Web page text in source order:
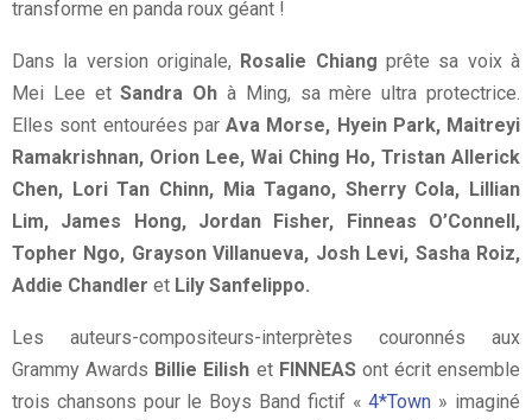
transforme en panda roux géant !
Dans la version originale, Rosalie Chiang prête sa voix à
Mei Lee etSandra Oh à Ming, sa mère ultra protectrice.
Elles sont entourées par Ava Morse, Hyein Park, Maitreyi
Ramakrishnan, Orion Lee, Wai Ching Ho, Tristan Allerick
Chen, Lori Tan Chinn, Mia Tagano, Sherry Cola, Lillian
Lim, James Hong, Jordan Fisher, Finneas O’Connell,
Topher Ngo, Grayson Villanueva, Josh Levi, Sasha Roiz,
Addie Chandler et Lily Sanfelippo.
Les auteurs-compositeurs-interprètes couronnés aux
Grammy Awards Billie Eilish et FINNEASont écrit ensemble
trois chansons pour le Boys Band fictif «4*Town » imaginé